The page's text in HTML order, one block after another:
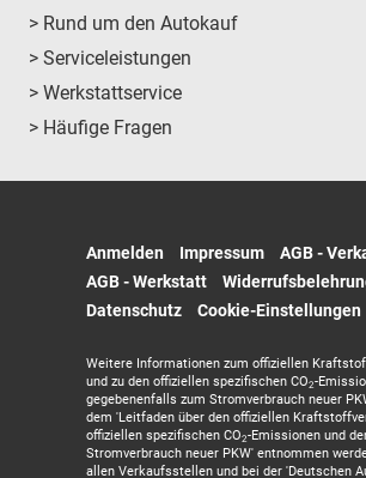
> Rund um den Autokauf
> Serviceleistungen
> Werkstattservice
> Häufige Fragen
Anmelden Impressum
AGB -
AGB - Werkstatt
Datenschutz
Cookie-Einstellungen
Weitere Informationen zum offiziellen
und zu den offiziellen spezifischen CO2-
gegebenenfalls zum Stromverbrauch neuer
dem 'Leitfaden über den offiziellen
offiziellen spezifischen CO2-Emissionen und
Stromverbrauch neuer PKW' entnommen
allen Verkaufsstellen und bei der 'Deutschen